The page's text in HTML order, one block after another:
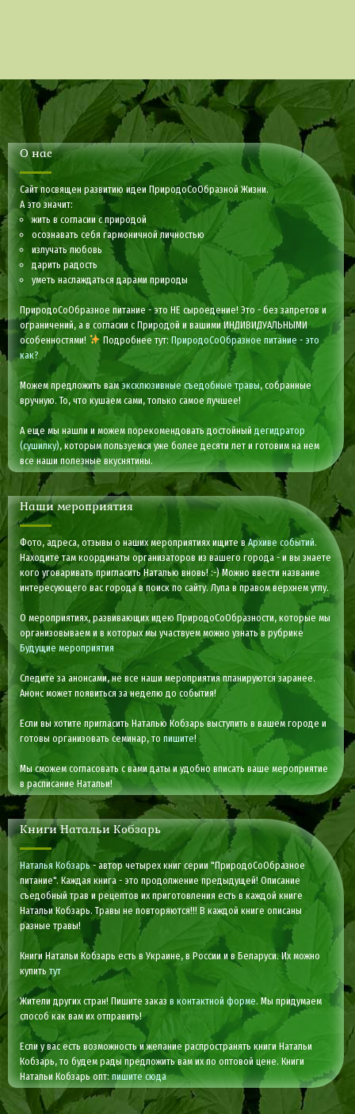
О нас
Сайт посвящен развитию идеи ПриродоСоОбразной Жизни.
А это значит:
жить в согласии с природой
осознавать себя гармоничной личностью
излучать любовь
дарить радость
уметь наслаждаться дарами природы
ПриродоСоОбразное питание - это НЕ сыроедение! Это - без запретов и
ограничений, а в согласии с Природой и вашими ИНДИВИДУАЛЬНЫМИ
особенностями!
Подробнее тут: ПриродоСоОбразное питание - это
как?
Можем предложить вамэксклюзивные съедобные травы, собранные
вручную. То, что кушаем сами, только самое лучшее!
А еще мы нашли и можем порекомендовать достойныйдегидратор
(сушилку), которым пользуемся уже более десяти лет и готовим на нем
все наши полезные вкуснятины.
Наши мероприятия
Фото, адреса, отзывы о наших мероприятиях ищите вАрхиве событий.
Находите там координаты организаторов из вашего города - и вы знаете
кого уговаривать пригласить Наталью вновь! :-) Можно ввести название
интересующего вас города в поиск по сайту. Лупа в правом верхнем углу.
О мероприятиях, развивающих идею ПриродоСоОбразности, которые мы
организовываем и в которых мы участвуем можно узнать в рубрике
Будущие мероприятия
Следите за анонсами, не все наши мероприятия планируются заранее.
Анонс может появиться за неделю до события!
Если вы хотите пригласить Наталью Кобзарь выступить в вашем городе и
готовы организовать семинар, топишите!
Мы сможем согласовать с вами даты и удобно вписать ваше мероприятие
в расписание Натальи!
Книги Натальи Кобзарь
Наталья Кобзарь- автор четырех книг серии "ПриродоСоОбразное
питание". Каждая книга - это продолжение предыдущей! Описание
съедобный трав и рецептов их приготовления есть в каждой книге
Натальи Кобзарь. Травы не повторяются!!! В каждой книге описаны
разные травы!
Книги Натальи Кобзарь есть в Украине, в России и в Беларуси. Их можно
купитьтут
Жители других стран! Пишите заказв контактной форме. Мы придумаем
способ как вам их отправить!
Если у вас есть возможность и желание распространять книги Натальи
Кобзарь, то будем рады предложить вам их по оптовой цене. Книги
Натальи Кобзарь опт:пишите сюда